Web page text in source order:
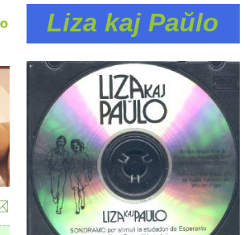
Liza kaj Paŭlo